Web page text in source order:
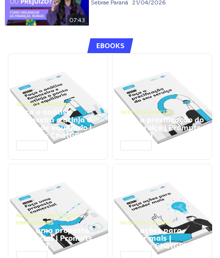
07:43
Sebrae Paraná 21/04/2026
EBOOKS
GESTÃO FINANCEIRA
Faça a análise
financeira e atinja o
ponto de equilíbrio |
Prompts ChatGPT
GESTÃO FINANCEIRA
Faça a precificação do
seu serviço | Prompts
ChatGPT
NEGÓCIOS, PROCESSOS
EMPRESARIAIS
Faça uma proposta
comercial | Prompts
ChatGPT
NEGÓCIOS, VENDAS
Faça ações para
vender mais |
Prompts ChatGPT